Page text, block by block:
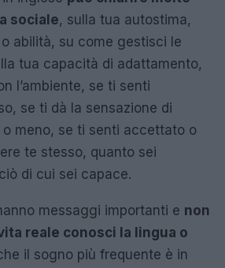
sociale, sulla tua autostima,
abilità, su come gestisci le
tua capacità di adattamento,
l’ambiente, se ti senti
se ti dà la sensazione di
meno, se ti senti accettato o
te stesso, quanto sei
di cui sei capace.
messaggi importanti e non
reale conosci la lingua o
il sogno più frequente è in